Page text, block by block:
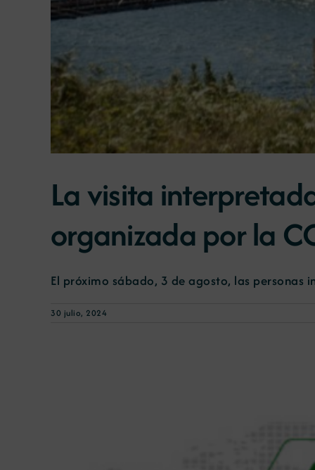
La visita
organizada por la
El próximo sábado, 3 de agosto, las personas
30 julio, 2024